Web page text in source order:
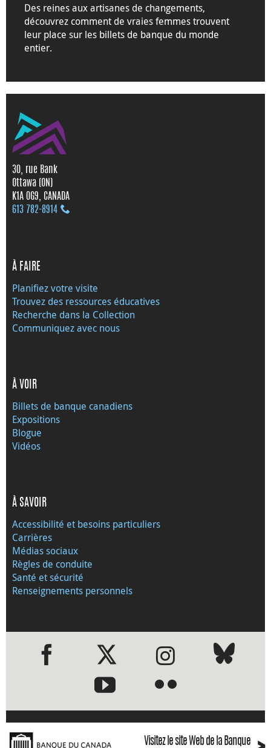
Des reines aux artisanes de changements,
découvrez comment de vraies femmes trouvent
leur place sur les billets de banque du monde
entier.
30, rue Bank
Ottawa (ON)
K1A 0G9, CANADA
613 782‑8914
À FAIRE
Planifiez votre visite
Trouvez des ressources éducatives
Recherche dans la Collection
Communiquez avec nous
À VOIR
Billets de banque canadiens
Expositions
Blogue
Vidéos
À SAVOIR
Accessibilité et besoins particuliers
Carrières
Médias sociaux
Règles de conduite
Santé et sécurité
Renseignements personnels
●●
Visitez le site Web de la Banque